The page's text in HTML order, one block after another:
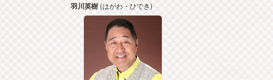
羽川英樹(はがわ・ひでき)